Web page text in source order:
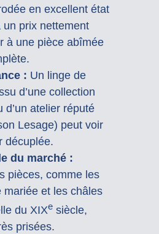
en excellent état
un prix nettement
à une pièce abîmée
: Un linge de
d’une collection
d’un atelier réputé
Lesage) peut voir
décuplée.
du marché :
pièces, comme les
mariée et les châles
du XIXesiècle,
prisées.